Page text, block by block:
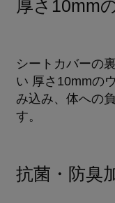
厚さ10mm
シートカバーの
い 厚さ10mmの
み込み、体への
す。
抗菌・防臭